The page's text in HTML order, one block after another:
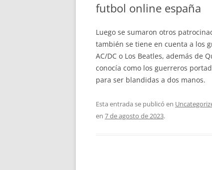
futbol online españa
Luego se sumaron otros
también se tiene en cuenta a los
AC/DC o Los Beatles, además de
conocía como los guerreros
para ser blandidas a dos manos.
Esta entrada se publicó en
en 7 de agosto de 2023.